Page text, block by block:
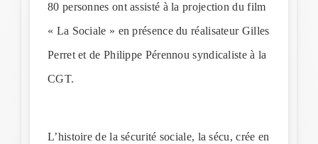
80 personnes ont assisté à la projection du film
« La Sociale » en présence du réalisateur Gilles
Perret et de Philippe Pérennou syndicaliste à la
CGT.
L’histoire de la sécurité sociale, la sécu, crée en